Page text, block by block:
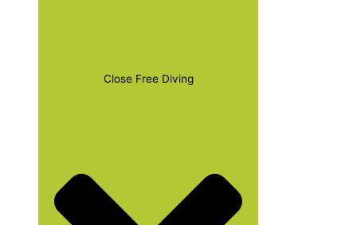
Close Free Diving